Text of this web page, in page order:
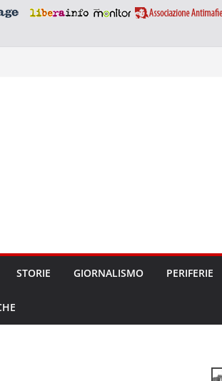
STORIE GIORNALISMO PERIFERIE